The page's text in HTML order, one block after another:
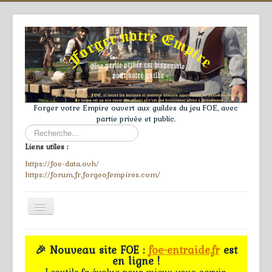
Forger votre Empire ouvert aux guildes du jeu FOE, avec
partie privée et public.
Rechercher
Liens utiles :
https://foe-data.ovh/
https://forum.fr.forgeofempires.com/
Toggle
Navigation
≡
Accueil
🎉 Nouveau site FOE :foe-entraide.frest
en ligne !